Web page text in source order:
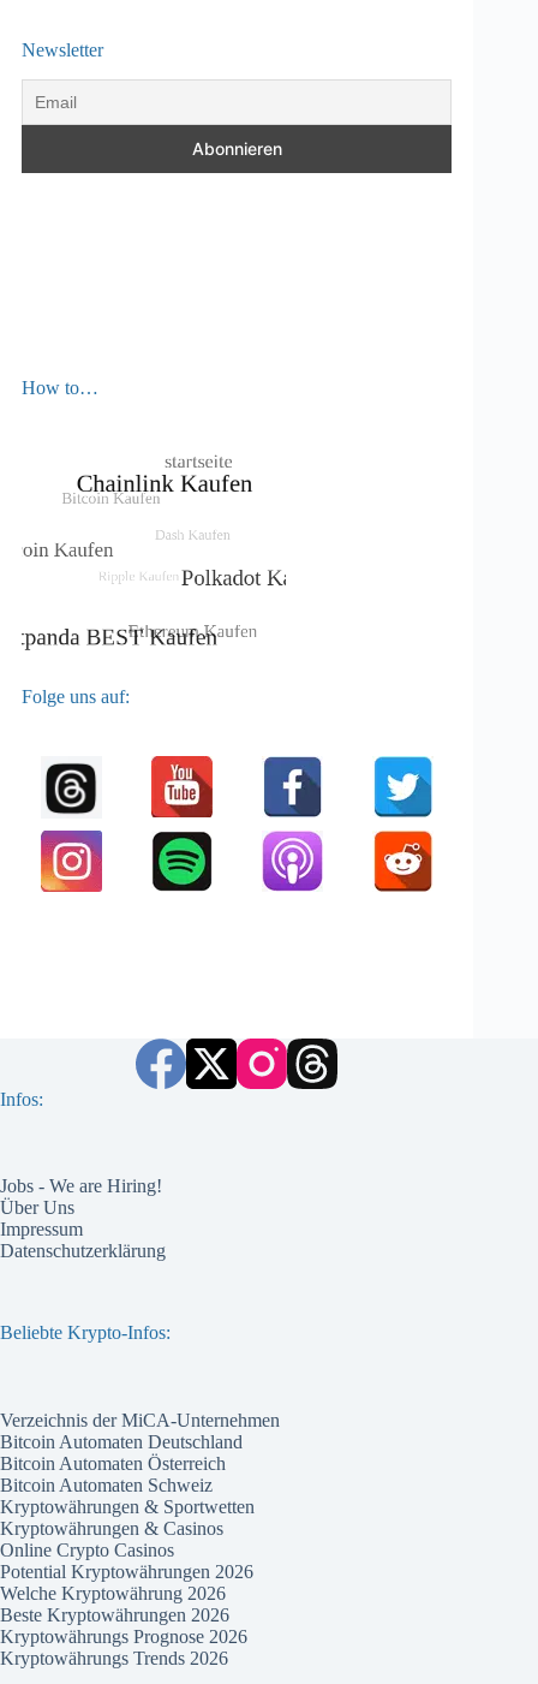
Newsletter
How to…
Folge uns auf:
Infos:
Jobs - We are Hiring!
Über Uns
Impressum
Datenschutzerklärung
Beliebte Krypto-Infos:
Verzeichnis der MiCA-Unternehmen
Bitcoin Automaten Deutschland
Bitcoin Automaten Österreich
Bitcoin Automaten Schweiz
Kryptowährungen & Sportwetten
Kryptowährungen & Casinos
Online Crypto Casinos
Potential Kryptowährungen 2026
Welche Kryptowährung 2026
Beste Kryptowährungen 2026
Kryptowährungs Prognose 2026
Kryptowährungs Trends 2026